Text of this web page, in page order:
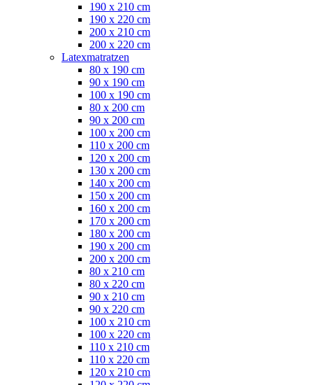
190 x 210 cm
190 x 220 cm
200 x 210 cm
200 x 220 cm
Latexmatratzen
80 x 190 cm
90 x 190 cm
100 x 190 cm
80 x 200 cm
90 x 200 cm
100 x 200 cm
110 x 200 cm
120 x 200 cm
130 x 200 cm
140 x 200 cm
150 x 200 cm
160 x 200 cm
170 x 200 cm
180 x 200 cm
190 x 200 cm
200 x 200 cm
80 x 210 cm
80 x 220 cm
90 x 210 cm
90 x 220 cm
100 x 210 cm
100 x 220 cm
110 x 210 cm
110 x 220 cm
120 x 210 cm